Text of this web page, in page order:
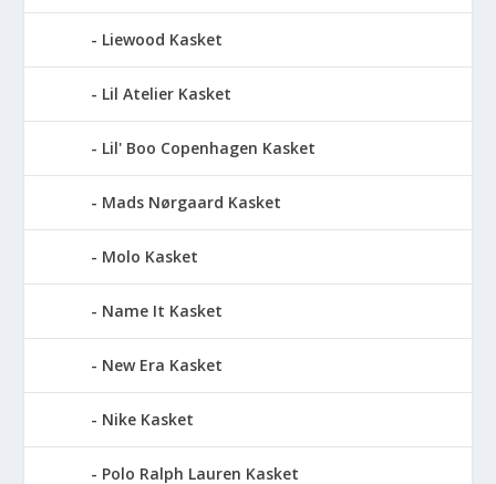
Liewood Kasket
Lil Atelier Kasket
Lil' Boo Copenhagen Kasket
Mads Nørgaard Kasket
Molo Kasket
Name It Kasket
New Era Kasket
Nike Kasket
Polo Ralph Lauren Kasket